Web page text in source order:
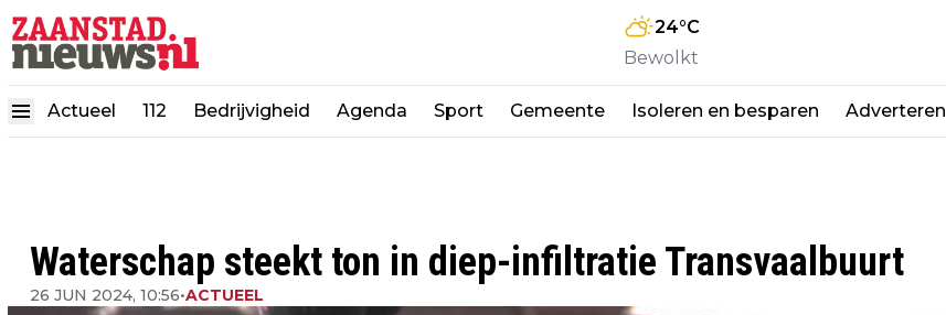
24°C
Bewolkt
Actueel 112 Bedrijvigheid Agenda Sport Gemeente Isoleren en besparen Adverteren
Waterschap steekt ton in diep-infiltratie Transvaalbuurt
26 JUN 2024, 10:56•ACTUEEL